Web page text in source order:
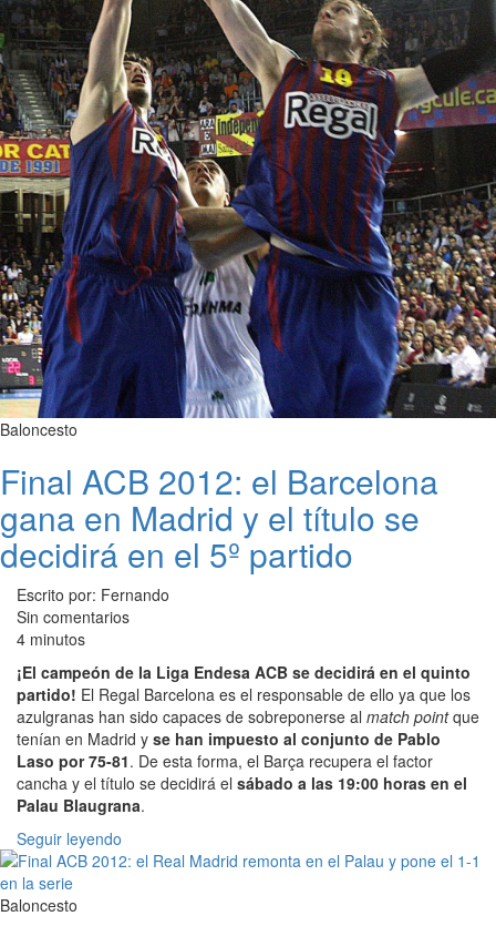
Baloncesto
Final ACB 2012: el Barcelona
gana en Madrid y el título se
decidirá en el 5º partido
Escrito por: Fernando
Sin comentarios
4 minutos
¡El campeón de la Liga Endesa ACB se decidirá en el quinto
partido! El Regal Barcelona es el responsable de ello ya que los
azulgranas han sido capaces de sobreponerse al match pointque
tenían en Madrid y se han impuesto al conjunto de Pablo
Laso por 75-81. De esta forma, el Barça recupera el factor
cancha y el título se decidirá el sábado a las 19:00 horas en el
Palau Blaugrana.
Seguir leyendo
Baloncesto